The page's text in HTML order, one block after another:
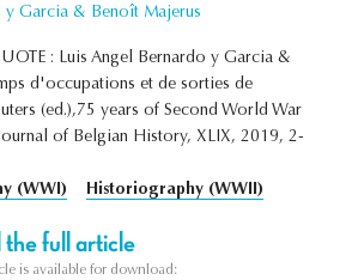
y Garcia & Benoît Majerus
: Luis Angel Bernardo y Garcia &
d'occupations et de sorties de
(ed.),75 years of Second World War
of Belgian History, XLIX, 2019, 2-
(WWI)
Historiography (WWII)
the full article
is available for download: